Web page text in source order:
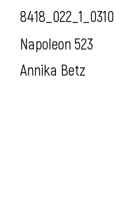
8418_022_1_0310
Napoleon 523
Annika Betz